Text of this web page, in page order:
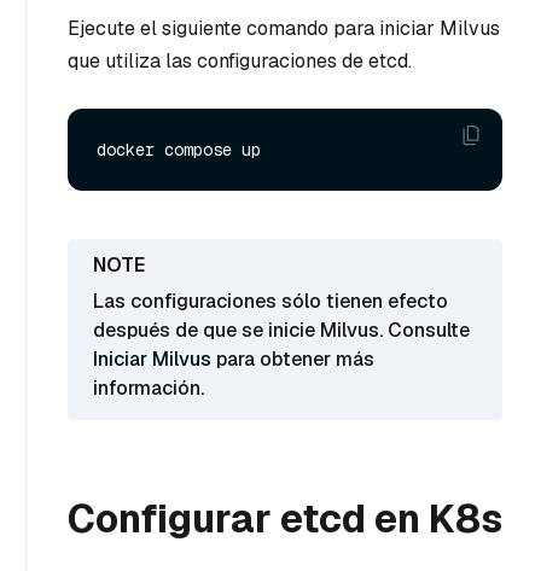
Ejecute el siguiente comando para iniciar Milvus
que utiliza las configuraciones de etcd.
Las configuraciones sólo tienen efecto
después de que se inicie Milvus. Consulte
Iniciar Milvus para obtener más
información.
Configurar etcd en K8s